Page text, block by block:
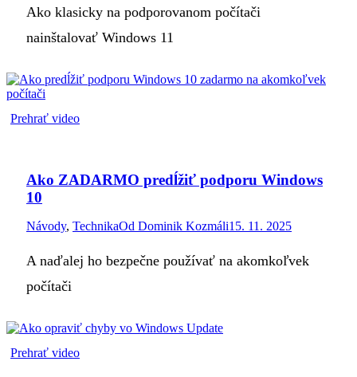
Ako klasicky na podporovanom počítači
nainštalovať Windows 11
Prehrať video
Ako ZADARMO predĺžiť podporu Windows
10
Návody, TechnikaOd Dominik Kozmáli15. 11. 2025
A naďalej ho bezpečne používať na akomkoľvek
počítači
Prehrať video